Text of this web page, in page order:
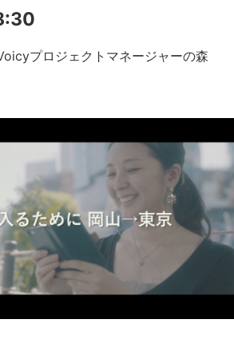
プロジェクトマネージャーの森